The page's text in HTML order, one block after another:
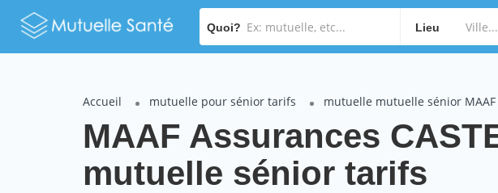
Quoi? Lieu
Accueil mutuelle pour sénior tarifs mutuelle mutuelle sénior MAAF
MAAF Assurances
mutuelle sénior tarifs